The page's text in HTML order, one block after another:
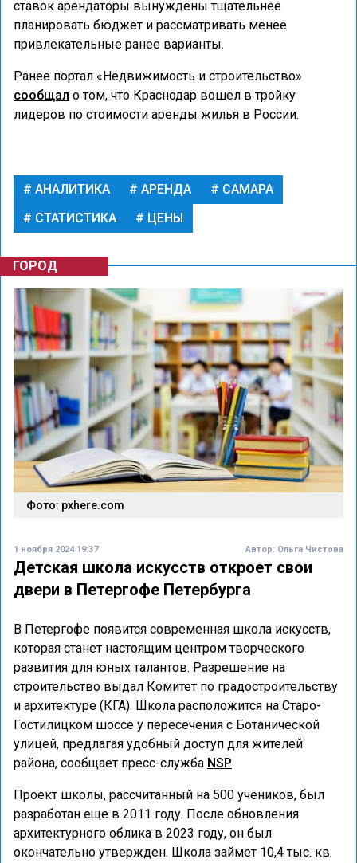
ставок арендаторы вынуждены тщательнее
планировать бюджет и рассматривать менее
привлекательные ранее варианты.
Ранее портал «Недвижимость и строительство»
сообщал о том, что Краснодар вошел в тройку
лидеров по стоимости аренды жилья в России.
АНАЛИТИКА АРЕНДА
САМАРА
СТАТИСТИКА
ЦЕНЫ
ГОРОД
Фото: pxhere.com
1 ноября 2024 19:37 Автор: Ольга Чистова
Детская школа искусств откроет свои
двери в Петергофе Петербурга
В Петергофе появится современная школа искусств,
которая станет настоящим центром творческого
развития для юных талантов. Разрешение на
строительство выдал Комитет по градостроительству
и архитектуре (КГА). Школа расположится на Старо-
Гостилицком шоссе у пересечения с Ботанической
улицей, предлагая удобный доступ для жителей
района, сообщает пресс-служба NSP.
Проект школы, рассчитанный на 500 учеников, был
разработан еще в 2011 году. После обновления
архитектурного облика в 2023 году, он был
окончательно утвержден. Школа займет 10,4 тыс. кв.